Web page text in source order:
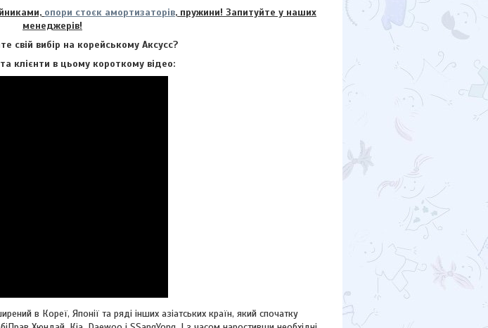
опори стоєк амортизаторів, пружини! Запитуйте у наших
менеджерів!
свій вибір на корейському Аксусс?
клієнти в цьому короткому відео:
в Кореї, Японії та ряді інших азіатських країн, який спочатку